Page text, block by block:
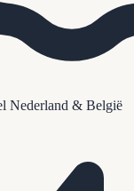
Nederland & België